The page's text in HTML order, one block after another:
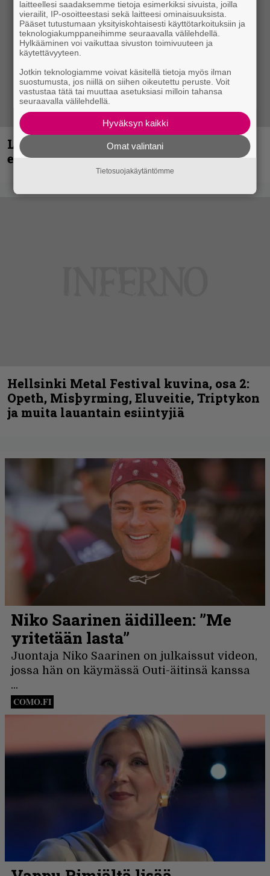
Loppuvuoden Hellsinki Metal Cruisen
esiintyjät julki
Hellsinki Metal Festival kuvina, osa 2:
Opeth, Misþyrming, Eluveitie, Triptykon
ja muita lauantain esiintyjiä
laitteellesi saadaksemme tietoja esimerkiksi sivuista, joilla
vierailit, IP-osoitteestasi sekä laitteesi ominaisuuksista.
Pääset tutustumaan yksityiskohtaisesti käyttötarkoituksiin ja
teknologiakumppaneihimme seuraavalla välilehdellä.
Hylkääminen voi vaikuttaa sivuston toimivuuteen ja
käytettävyyteen.
Jotkin teknologiamme voivat käsitellä tietoja myös ilman
suostumusta, jos niillä on siihen oikeutettu peruste. Voit
vastustaa tätä tai muuttaa asetuksiasi milloin tahansa
seuraavalla välilehdellä.
Hyväksyn kaikki
Omat valintani
Tietosuojakäytäntömme